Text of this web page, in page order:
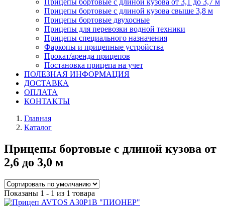
Прицепы бортовые с длиной кузова от 3,1 до 3,7 м
Прицепы бортовые с длиной кузова свыше 3,8 м
Прицепы бортовые двухосные
Прицепы для перевозки водной техники
Прицепы специального назначения
Фаркопы и прицепные устройства
Прокат/аренда прицепов
Постановка прицепа на учет
ПОЛЕЗНАЯ ИНФОРМАЦИЯ
ДОСТАВКА
ОПЛАТА
КОНТАКТЫ
Главная
Каталог
Прицепы бортовые с длиной кузова от
2,6 до 3,0 м
Показаны 1 - 1 из 1 товара